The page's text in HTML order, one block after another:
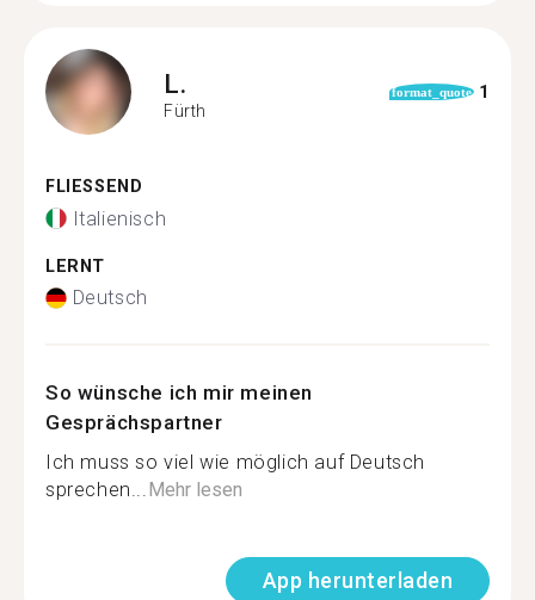
L.
Fürth
format_quote 1
FLIESSEND
Italienisch
LERNT
Deutsch
So wünsche ich mir meinen
Gesprächspartner
Ich muss so viel wie möglich auf Deutsch
sprechen...Mehr lesen
App herunterladen